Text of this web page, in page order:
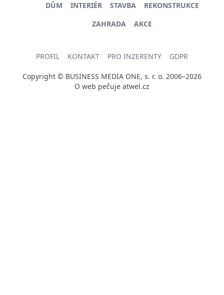
DŮM INTERIÉR STAVBA
REKONSTRUKCE
ZAHRADA
AKCE
PROFIL KONTAKT PRO INZERENTY GDPR
Copyright © BUSINESS MEDIA ONE, s. r. o. 2006–2026